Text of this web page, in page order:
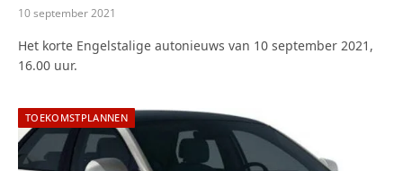
10 september 2021
Het korte Engelstalige autonieuws van 10 september 2021,
16.00 uur.
TOEKOMSTPLANNEN